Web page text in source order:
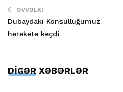
ƏVVƏLKI
Dubaydakı Konsulluğumuz
hərəkətə keçdi
DİGƏR XƏBƏRLƏR